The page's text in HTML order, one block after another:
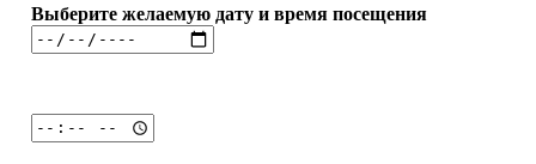
Выберите желаемую дату и время посещения